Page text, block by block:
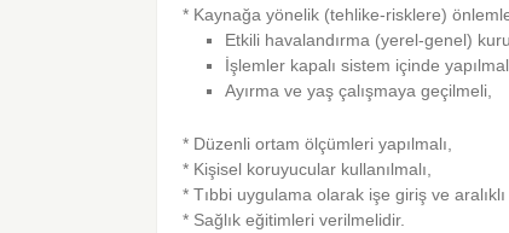
* Kaynağa yönelik (tehlike-risklere)
Etkili havalandırma (yerel-genel)
İşlemler kapalı sistem içinde
Ayırma ve yaş çalışmaya geçilmeli,
* Düzenli ortam ölçümleri yapılmalı,
* Kişisel koruyucular kullanılmalı,
* Tıbbi uygulama olarak işe giriş ve
* Sağlık eğitimleri verilmelidir.